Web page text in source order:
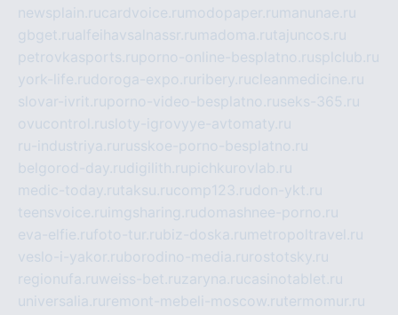
newsplain.rucardvoice.ru modopaper.ru manunae.ru
gbget.rualfeihavsalnassr.ru madoma.rutajuncos.ru
petrovkasports.ruporno-online-besplatno.rusplclub.ru
york-life.rudoroga-expo.ru ribery.rucleanmedicine.ru
slovar-ivrit.ruporno-video-besplatno.ruseks-365.ru
ovucontrol.rusloty-igrovyye-avtomaty.ru
ru-industriya.ru russkoe-porno-besplatno.ru
belgorod-day.rudigilith.rupichkurovlab.ru
medic-today.rutaksu.rucomp123.rudon-ykt.ru
teensvoice.ru imgsharing.rudomashnee-porno.ru
eva-elfie.rufoto-tur.rubiz-doska.ru metropoltravel.ru
veslo-i-yakor.ruborodino-media.ru rostotsky.ru
regionufa.ruweiss-bet.ruzaryna.rucasinotablet.ru
universalia.ru remont-mebeli-moscow.rutermomur.ru